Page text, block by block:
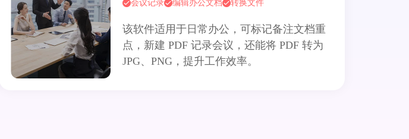
会议记录 编辑办公文档 转换文件
该软件适用于日常办公，可标记备注文档重
点，新建 PDF 记录会议，还能将 PDF 转为
JPG、PNG，提升工作效率。